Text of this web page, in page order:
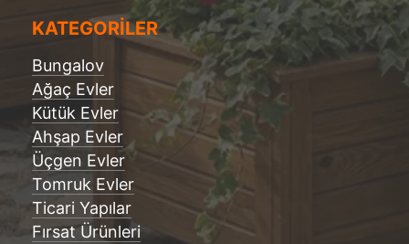
KATEGORİLER
Bungalov
Ağaç Evler
Kütük Evler
Ahşap Evler
Üçgen Evler
Tomruk Evler
Ticari Yapılar
Fırsat Ürünleri